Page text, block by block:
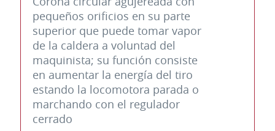
pequeños orificios en su parte
superior que puede tomar vapor
de la caldera a voluntad del
maquinista; su función consiste
en aumentar la energía del tiro
estando la locomotora parada o
marchando con el regulador
cerrado